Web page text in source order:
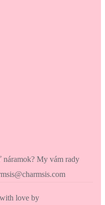
My vám rady
love by